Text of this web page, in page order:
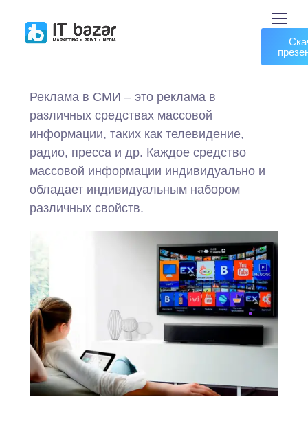
Реклама в СМИ – это реклама в
различных средствах массовой
информации, таких как телевидение,
радио, пресса и др. Каждое средство
массовой информации индивидуально и
обладает индивидуальным набором
различных свойств.